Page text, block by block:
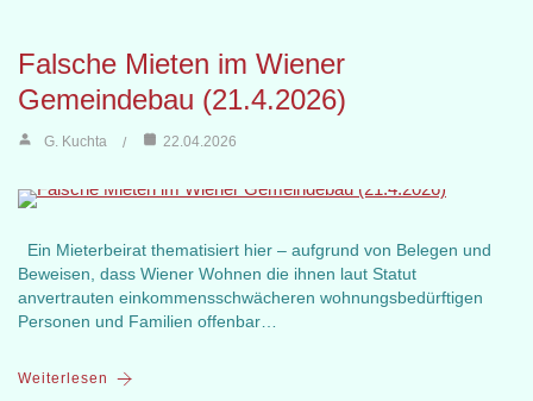
Falsche Mieten im Wiener
Gemeindebau (21.4.2026)
G. Kuchta 22.04.2026
Ein Mieterbeirat thematisiert hier – aufgrund von Belegen und
Beweisen, dass Wiener Wohnen die ihnen laut Statut
anvertrauten einkommensschwächeren wohnungsbedürftigen
Personen und Familien offenbar…
Weiterlesen